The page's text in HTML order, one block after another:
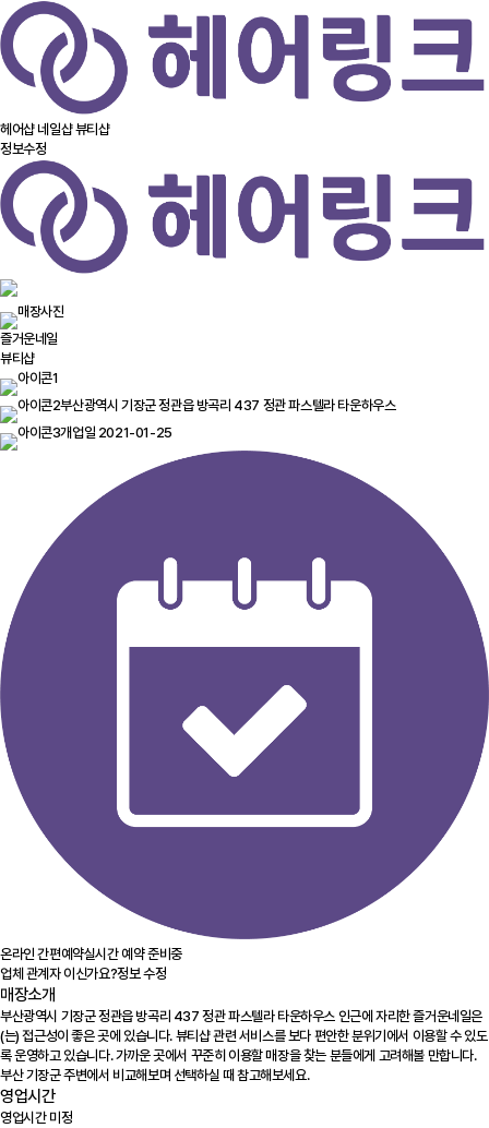
헤어샵 네일샵뷰티샵
정보수정
즐거운네일
뷰티샵
부산광역시 기장군 정관읍 방곡리 437 정관 파스텔라 타운하우스
개업일 2021-01-25
온라인 간편예약실시간 예약 준비중
업체 관계자 이신가요?정보 수정
매장소개
부산광역시 기장군 정관읍 방곡리 437 정관 파스텔라 타운하우스 인근에 자리한 즐거운네일은
(는) 접근성이 좋은 곳에 있습니다. 뷰티샵 관련 서비스를 보다 편안한 분위기에서 이용할 수 있도
록 운영하고 있습니다. 가까운 곳에서 꾸준히 이용할 매장을 찾는 분들에게 고려해볼 만합니다.
부산 기장군 주변에서 비교해보며 선택하실 때 참고해보세요.
영업시간
영업시간 미정